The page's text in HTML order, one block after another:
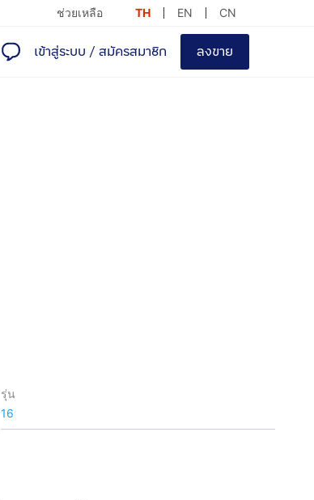
ช่วยเหลือ TH EN CN
เข้าสู่ระบบ / สมัครสมาชิก ลงขาย
รุ่น
16